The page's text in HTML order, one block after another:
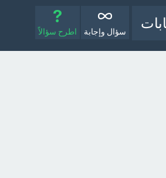
سؤال وإجابة اطرح سؤالاً